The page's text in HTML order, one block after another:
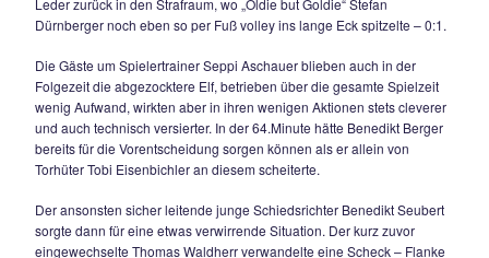
Knerr in die Gasse, der mit in dieser Situation wohl
Variante – einem Lupfer aus 10m – wieder an Bobenstetter
hängenblieb.
Zu Beginn des zweiten Durchgangs regierte mehr Krampf
doch in der 55.Minute hätte erneut „Jochen“ Cosic sein
Führung bringen müssen, als er einen Traumpass von
Minuten später kam es wie es kommen musste, die
Chancen des TSV wurden vom SVK eiskalt gerächt. Nach